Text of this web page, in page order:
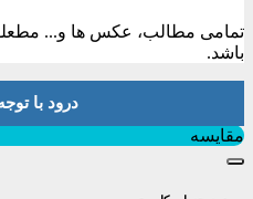
تمامی مطالب، عکس ها و...
باشد.
درود با توجه
مقایسه